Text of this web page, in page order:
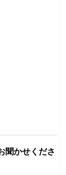
聞かせくださ